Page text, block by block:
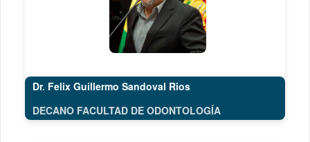
Dr. Felix Guillermo Sandoval Rios
DECANO FACULTAD DE ODONTOLOGÍA